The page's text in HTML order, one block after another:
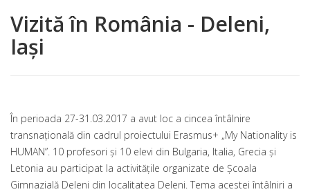
Vizită în România - Deleni,
Iași
În perioada 27-31.03.2017 a avut loc a cincea întâlnire
transnațională din cadrul proiectului Erasmus+ „My Nationality is
HUMAN”. 10 profesori și 10 elevi din Bulgaria, Italia, Grecia și
Letonia au participat la activitățile organizate de Școala
Gimnazială Deleni din localitatea Deleni. Tema acestei întâlniri a